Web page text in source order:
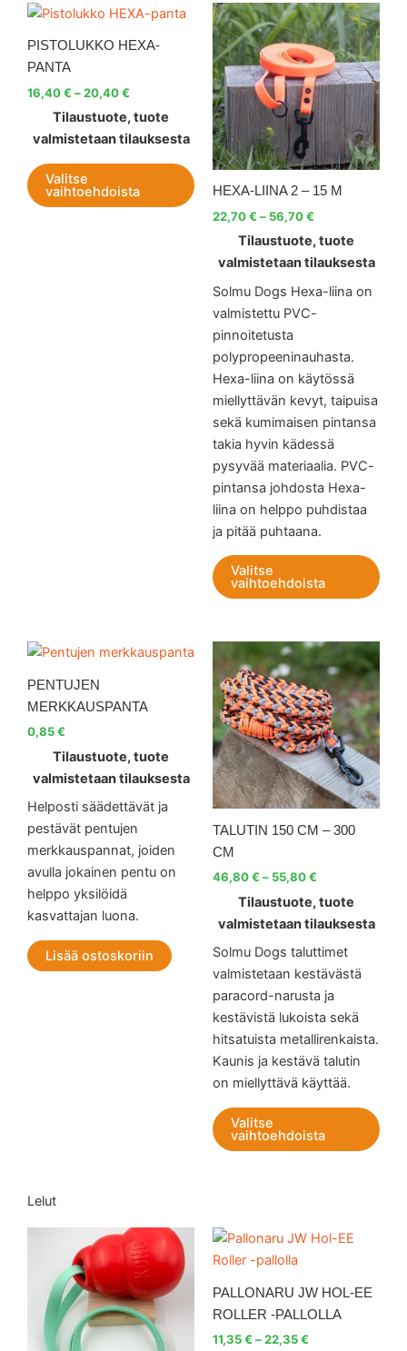
PISTOLUKKO HEXA-
PANTA
16,40€ –20,40€
Hintaluokka:
16,40 €
-
Tilaustuote, tuote
valmistetaan tilauksesta
Valitse
vaihtoehdoista
Tällä
tuotteella
useampi
muunnelma.
Voit
tehdä
valinnat
tuotteen
sivulla.
HEXA-LIINA 2 – 15 M
22,70€ – 56,70€
Hintaluokka:
22,70 €
-
56,70 €
Tilaustuote, tuote
valmistetaan tilauksesta
Solmu Dogs Hexa-liina on
valmistettu PVC-
pinnoitetusta
polypropeeninauhasta.
Hexa-liina on käytössä
miellyttävän kevyt, taipuisa
sekä kumimaisen pintansa
takia hyvin kädessä
pysyvää materiaalia. PVC-
pintansa johdosta Hexa-
liina on helppo puhdistaa
ja pitää puhtaana.
Valitse
vaihtoehdoista
Tällä
on
PENTUJEN
MERKKAUSPANTA
0,85€
Tilaustuote, tuote
valmistetaan tilauksesta
Helposti säädettävät ja
pestävät pentujen
merkkauspannat, joiden
avulla jokainen pentu on
helppo yksilöidä
kasvattajan luona.
Lisää ostoskoriin
TALUTIN 150 CM – 300
CM
46,80€ – 55,80€
Hintaluokka:
46,80 €
55,80 €
Tilaustuote, tuote
valmistetaan tilauksesta
Solmu Dogs taluttimet
valmistetaan kestävästä
paracord-narusta ja
kestävistä lukoista sekä
hitsatuista metallirenkaista.
Kaunis ja kestävä talutin
on miellyttävä käyttää.
Valitse
vaihtoehdoista
Tällä
Voit
Lelut
Tällä
tuotteella
useampi
muunnelma.
Voit
PALLONARU JW HOL-EE
ROLLER -PALLOLLA
11,35€ –22,35€
Hintaluokka: